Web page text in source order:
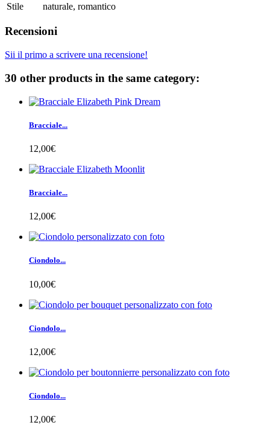
Stile
naturale, romantico
Recensioni
Sii il primo a scrivere una recensione!
30 other products in the same category:
Bracciale...
12,00€
Bracciale...
12,00€
Ciondolo...
10,00€
Ciondolo...
12,00€
Ciondolo...
12,00€